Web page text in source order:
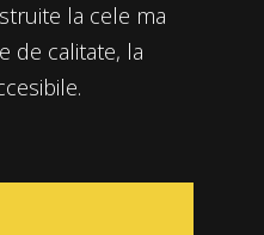
la cele ma
de calitate, la